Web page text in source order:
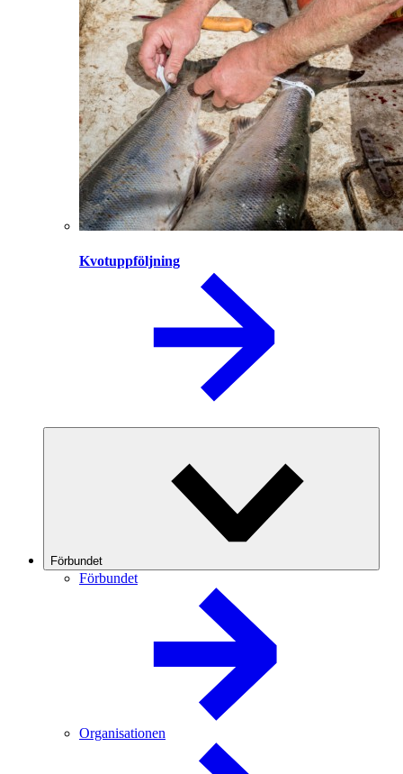
Kvotuppföljning
Förbundet
Förbundet
Organisationen